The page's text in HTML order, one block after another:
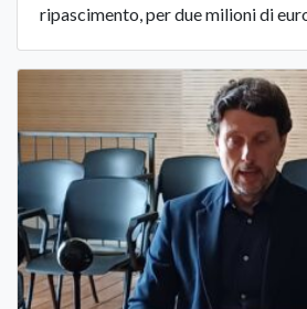
ripascimento, per due milioni di